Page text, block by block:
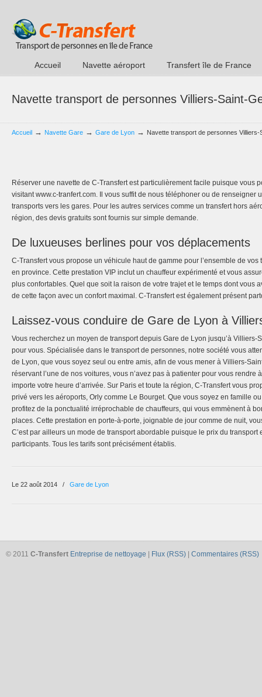
Accueil Navette aéroport Transfert île de France
Navette transport de personnes Villiers-Saint-
Accueil → Navette Gare → Gare de Lyon → Navette transport de personnes
Réserver une navette de C-Transfert est particulièrement facile puisque vous
visitant www.c-tranfert.com. Il vous suffit de nous téléphoner ou de renseigner
transports vers les gares. Pour les autres services comme un transfert hors
région, des devis gratuits sont fournis sur simple demande.
De luxueuses berlines pour vos déplacements
C-Transfert vous propose un véhicule haut de gamme pour l’ensemble de
en province. Cette prestation VIP inclut un chauffeur expérimenté et vous
plus confortables. Quel que soit la raison de votre trajet et le temps dont vous
de cette façon avec un confort maximal. C-Transfert est également présent
Laissez-vous conduire de Gare de Lyon à
Vous recherchez un moyen de transport depuis Gare de Lyon jusqu’à Villiers-
pour vous. Spécialisée dans le transport de personnes, notre société vous
de Lyon, que vous soyez seul ou entre amis, afin de vous mener à Villiers-
réservant l’une de nos voitures, vous n’avez pas à patienter pour vous rendre
importe votre heure d’arrivée. Sur Paris et toute la région, C-Transfert vous
privé vers les aéroports, Orly comme Le Bourget. Que vous soyez en famille
profitez de la ponctualité irréprochable de chauffeurs, qui vous emmènent à
places. Cette prestation en porte-à-porte, joignable de jour comme de nuit,
C’est par ailleurs un mode de transport abordable puisque le prix du transport
participants. Tous les tarifs sont précisément établis.
Le 22 août 2014 / Gare de Lyon
© 2011 C-Transfert Entreprise de nettoyage Flux (RSS) Commentaires (RSS)